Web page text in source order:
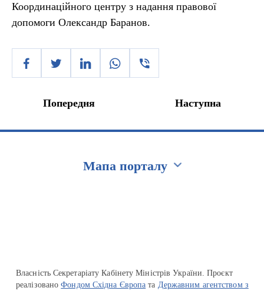
Координаційного центру з надання правової
допомоги Олександр Баранов.
Попередня Наступна
Мапа порталу
Власність Секретаріату Кабінету Міністрів України. Проєкт
реалізованоФондом Східна Європа та Державним агентством з